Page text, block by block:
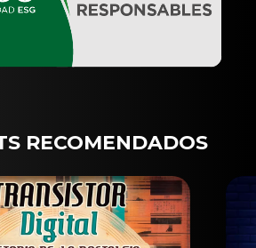
RECOMENDADOS